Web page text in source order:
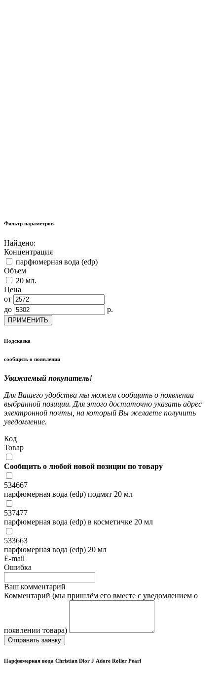
Фильтр параметров
Найдено:
Концентрация
парфюмерная вода (edp)
Объем
20 мл.
Цена
от
до
р.
ПРИМЕНИТЬ
Подсказка
сообщить о появлении
Уважаемый покупатель!
Для Вашего удобства мы можем сообщить о появлении
выбранной позиции. Для этого достаточно указать адрес
электронной почты, на который Вы желаете получить
уведомление.
Код
Товар
Сообщить о любой новой позиции по товару
534667
парфюмерная вода (edp) подмят 20 мл
537477
парфюмерная вода (edp) в косметичке 20 мл
533663
парфюмерная вода (edp) 20 мл
E-mail
Ошибка
Ваш комментарий
Комментарий (мы пришлём его вместе с уведомлением о
появлении товара)
Отправить заявку
Парфюмерная вода Christian Dior J'Adore Roller Pearl